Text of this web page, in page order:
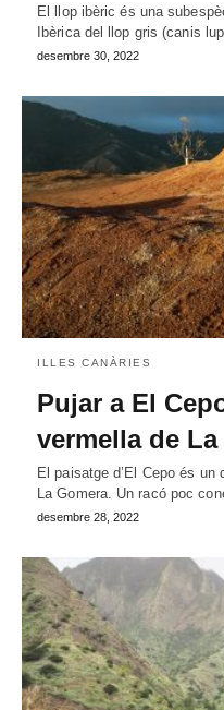
El llop ibèric és una
Ibèrica del llop gris (canis
desembre 30, 2022
ILLES CANÀRIES
Pujar a El
vermella de La
El paisatge d’El Cepo és
La Gomera. Un racó poc
desembre 28, 2022